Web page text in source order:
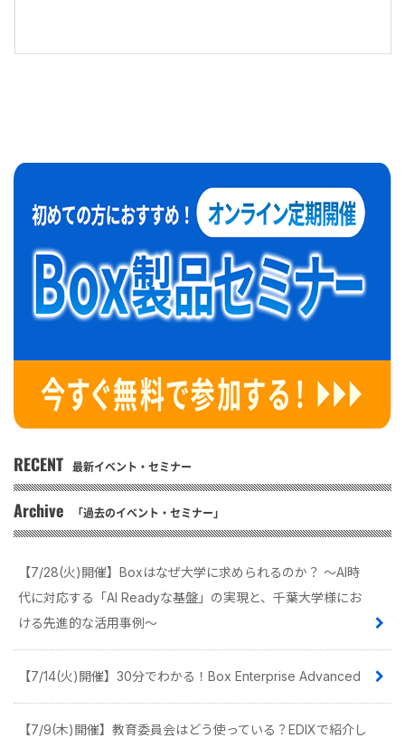
RECENT 最新イベント・セミナー
Archive 「過去のイベント・セミナー」
【7/28(火)開催】Boxはなぜ大学に求められるのか？ 〜AI時
代に対応する「AI Readyな基盤」の実現と、千葉大学様にお
ける先進的な活用事例〜
【7/14(火)開催】30分でわかる！Box Enterprise Advanced
【7/9(木)開催】教育委員会はどう使っている？EDIXで紹介し